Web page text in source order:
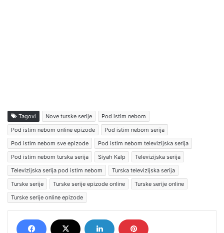
Tagovi Nove turske serije
Pod istim nebom
Pod istim nebom online epizode
Pod istim nebom serija
Pod istim nebom sve epizode
Pod istim nebom televizijska serija
Pod istim nebom turska serija
Siyah Kalp
Televizijska serija
Televizijska serija pod istim nebom
Turska televizijska serija
Turske serije
Turske serije epizode online
Turske serije online
Turske serije online epizode